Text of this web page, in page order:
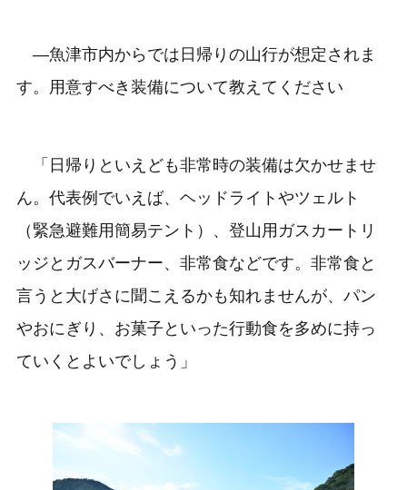
―魚津市内からでは日帰りの山行が想定されま
す。用意すべき装備について教えてください
「日帰りといえども非常時の装備は欠かせませ
ん。代表例でいえば、ヘッドライトやツェルト
（緊急避難用簡易テント）、登山用ガスカートリ
ッジとガスバーナー、非常食などです。非常食と
言うと大げさに聞こえるかも知れませんが、パン
やおにぎり、お菓子といった行動食を多めに持っ
ていくとよいでしょう」